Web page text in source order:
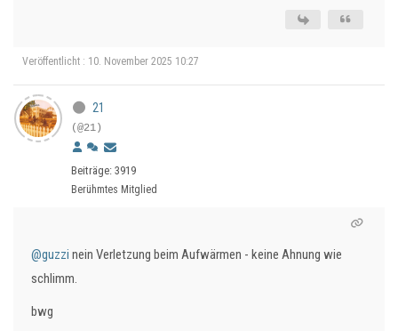
Veröffentlicht : 10. November 2025 10:27
21
(@21)
Beiträge: 3919
Berühmtes Mitglied
@guzzi nein Verletzung beim Aufwärmen - keine Ahnung wie
schlimm.
bwg